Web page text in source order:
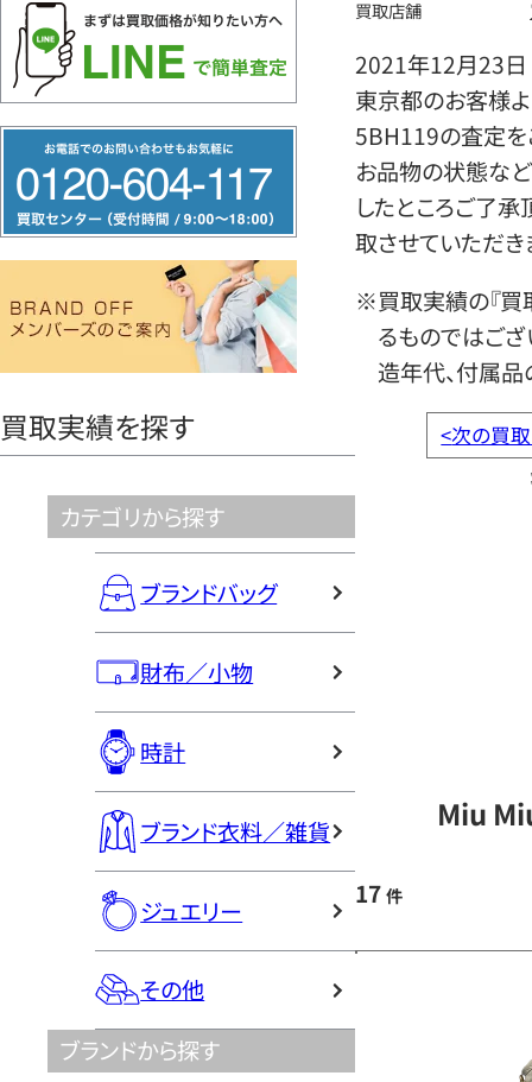
リ
ー
ヤ
買取実績を探す
カテゴリから探す
ブランドバッグ
財布／小物
時計
ブランド衣料／雑貨
ジュエリー
その他
ブランドから探す
買取店舗
2021年12月23日
東京都のお客様
5BH119の査定を
お品物の状態など
したところご了
取させていただき
※買取実績の『買
るものではござ
造年代、付属品
<次の買
Miu
17 件